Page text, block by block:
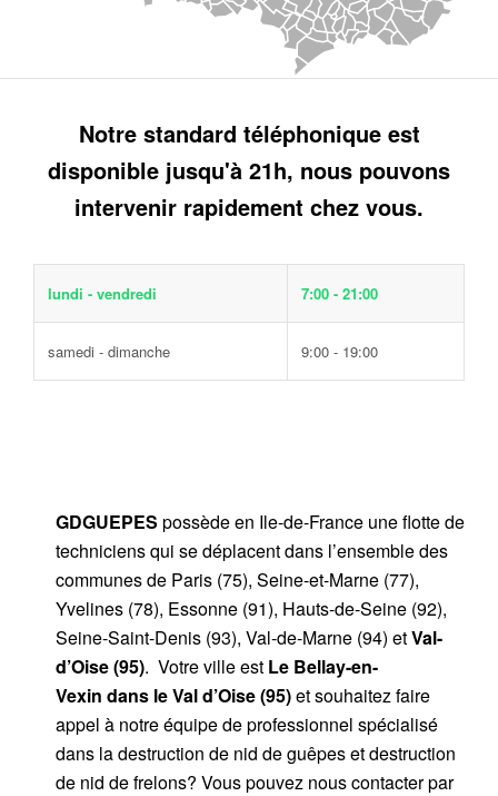
Notre standard téléphonique est
disponible jusqu'à 21h, nous pouvons
intervenir rapidement chez vous.
lundi - vendredi 7:00 - 21:00
samedi - dimanche 9:00 - 19:00
GDGUEPES possède en Ile-de-France une flotte de
techniciens qui se déplacent dans l’ensemble des
communes de Paris (75), Seine-et-Marne (77),
Yvelines (78), Essonne (91), Hauts-de-Seine (92),
Seine-Saint-Denis (93), Val-de-Marne (94) etVal-
d’Oise (95). Votre ville est Le Bellay-en-
Vexin dans le Val d’Oise (95)et souhaitez faire
appel à notre équipe de professionnel spécialisé
dans la destruction de nid de guêpes et destruction
de nid de frelons? Vous pouvez nous contacter par